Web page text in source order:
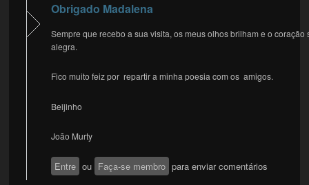
Obrigado Madalena
Sempre que recebo a sua visita, os meus olhos brilham e o coração
alegra.
Fico muito feiz por repartir a minha poesia com os amigos.
Beijinho
João Murty
Entre ou Faça-se membro para enviar comentários